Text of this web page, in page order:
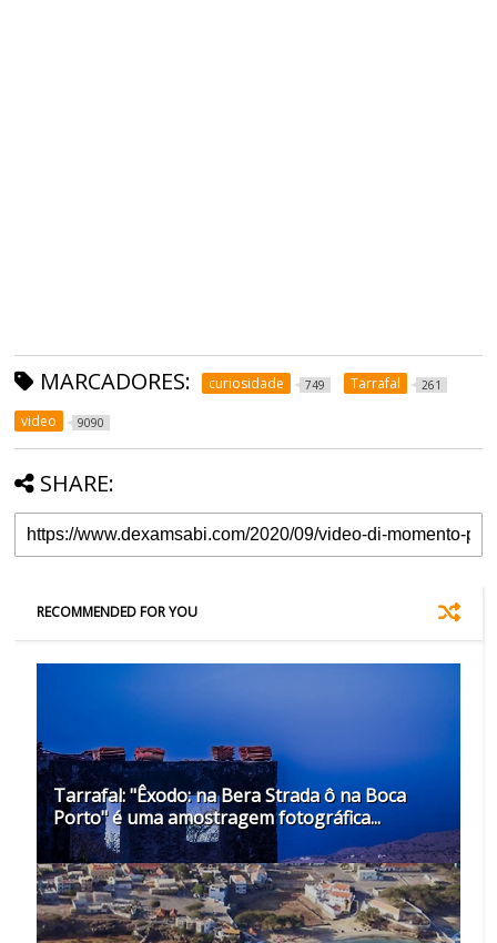
MARCADORES: curiosidade 749 Tarrafal 261
video 9090
SHARE:
RECOMMENDED FOR YOU
Tarrafal: "Êxodo: na Bera Strada ô na Boca
Porto" é uma amostragem fotográfica...